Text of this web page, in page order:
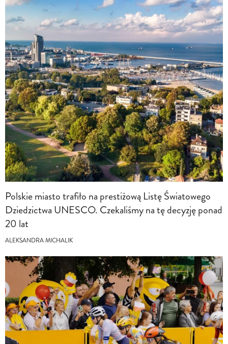
Polskie miasto trafiło na prestiżową Listę Światowego
Dziedzictwa UNESCO. Czekaliśmy na tę decyzję ponad
20 lat
ALEKSANDRA MICHALIK